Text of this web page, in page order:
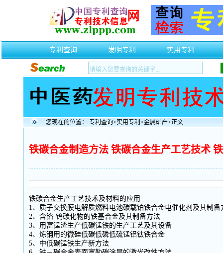
专利查询 发明专利 实用专利
您现在的位置： 专利查询>实用专利 >金属矿产>正文
铁碳合金制造方法 铁碳合金生产工艺技术
铁碳合金生产工艺技术及材料的应用
1、质子交换膜电解质燃料电池碳载铂铁合金电催化剂及其制备
2、含铬-钨碳化物的铁基合金及其制备方法
3、用富锰渣生产低碳锰铁的生产工艺及其设备
4、炼钢用的微硅低碳低磷低硫锰铝钛铁合金
5、中低碳锰铁生产新方法